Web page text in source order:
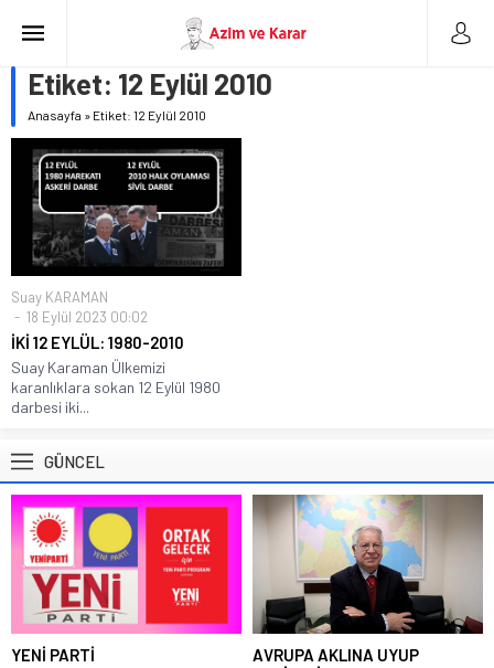
Etiket: 12 Eylül 2010
Anasayfa » Etiket: 12 Eylül 2010
Suay KARAMAN
18 Eylül 2023 00:02
İKİ 12 EYLÜL: 1980-2010
Suay Karaman Ülkemizi
karanlıklara sokan 12 Eylül 1980
darbesi iki...
GÜNCEL
YENİ PARTİ
AVRUPA AKLINA UYUP